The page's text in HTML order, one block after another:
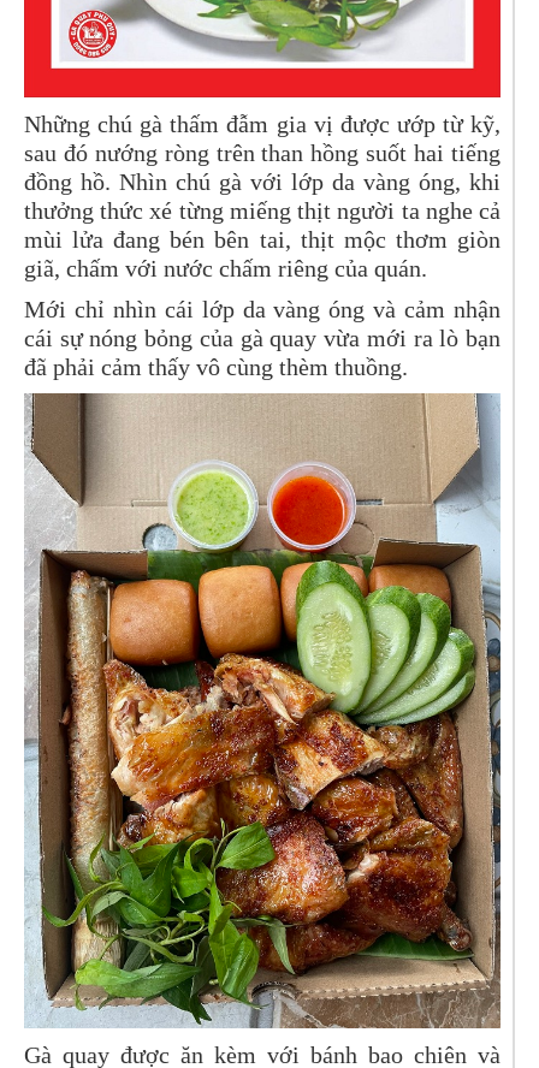
Những chú gà thấm đẫm gia vị được ướp từ kỹ,
sau đó nướng ròng trên than hồng suốt hai tiếng
đồng hồ. Nhìn chú gà với lớp da vàng óng, khi
thưởng thức xé từng miếng thịt người ta nghe cả
mùi lửa đang bén bên tai, thịt mộc thơm giòn
giã, chấm với nước chấm riêng của quán.
Mới chỉ nhìn cái lớp da vàng óng và cảm nhận
cái sự nóng bỏng của gà quay vừa mới ra lò bạn
đã phải cảm thấy vô cùng thèm thuồng.
Gà quay được ăn kèm với bánh bao chiên và